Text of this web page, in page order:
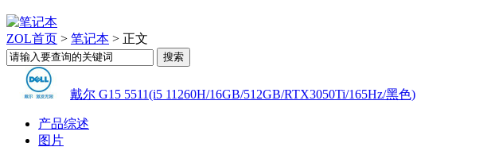
ZOL首页 > 笔记本 > 正文
戴尔 G15 5511(i5 11260H/16GB/512GB/RTX3050Ti/165Hz/黑色)
产品综述
图片